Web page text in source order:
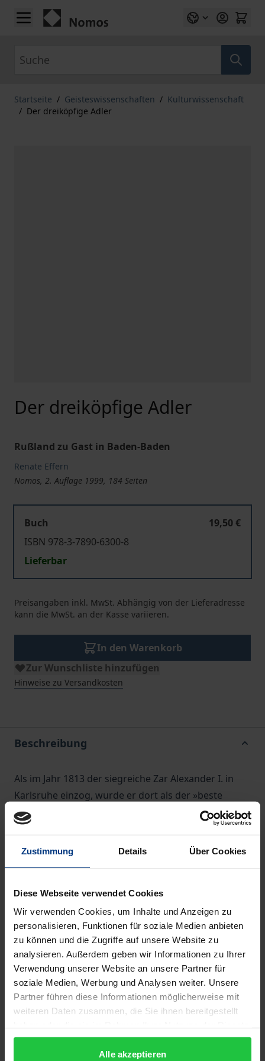
Zustimmung Details Über Cookies
Diese Webseite verwendet Cookies
Wir verwenden Cookies, um Inhalte und Anzeigen zu
personalisieren, Funktionen für soziale Medien anbieten
zu können und die Zugriffe auf unsere Website zu
analysieren. Außerdem geben wir Informationen zu Ihrer
Verwendung unserer Website an unsere Partner für
soziale Medien, Werbung und Analysen weiter. Unsere
Partner führen diese Informationen möglicherweise mit
weiteren Daten zusammen, die Sie ihnen bereitgestellt
gesammelt haben.
Alle akzeptieren
Zum Inhalt springen
Startseite / Geisteswissenschaften / Kulturwissenschaft
/ Der dreiköpfige Adler
Der dreiköpfige Adler
Rußland zu Gast in Baden-Baden
Renate Effern
Nomos, 2. Auflage 1999, 184 Seiten
Buch
19,50 €
ISBN 978-3-7890-6300-8
Lieferbar
Preisangaben inkl. MwSt. Abhängig von der Lieferadresse
kann die MwSt. an der Kasse variieren.
In den Warenkorb
Zur Wunschliste hinzufügen
Hinweise zu Versandkosten
Beschreibung
Als im Jahr 1813 der siegreiche Zar Alexander I. in
Karlsruhe einzog, wurde er dort als der »beste
Verwandte« empfangen. Er war mit einer badischen
Prinzessin verheiratet, und sie war es, die im August
1814 aus Baden-Baden berichtete: »Ich bin seit vier
beeindruckt, die schon die schönsten Gegenden
gesehen haben.«
Wie die Zarin dachten wohl auch die russischen
Militärs und Diplomaten, die Fürsten und die Grafen,
die eben in dieser Zeit zum ersten Mal in der
zukünftigen »Sommerhauptstadt Europas«
erschienen. Schon bald waren die außerordentlich
reichen Gäste aus Rußland sehr willkommen. Aber